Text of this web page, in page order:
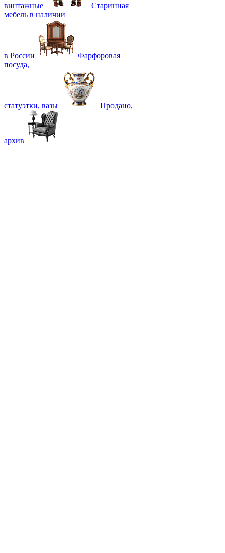
винтажные
Старинная
мебель в наличии
в России
Фарфоровая
посуда,
статуэтки, вазы Продано,
архив